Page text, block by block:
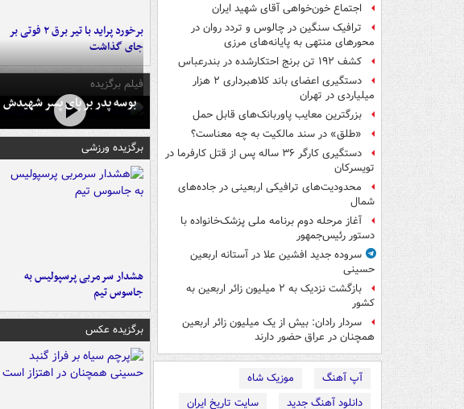
اجتماع خون‌خواهی آقای شهید ایران
ترافیک سنگین در چالوس و تردد روان در
محورهای منتهی به پایانه‌های مرزی
کشف ۱۹۲ تن برنج احتکارشده در بندرعباس
دستگیری اعضای باند کلاهبرداری ۲ هزار
میلیاردی در تهران
بزرگترین معایب پاوربانک‌های قابل حمل
«طلق» در سند مالکیت به چه معناست؟
دستگیری کارگر ۳۶ ساله پس از قتل کارفرما در
تویسرکان
محدودیت‌های ترافیکی اربعینی در جاده‌های
شمال‌
آغاز مرحله دوم برنامه ملی پزشک‌خانواده با
دستور رئیس‌جمهور
سروده جدید افشین علا در آستانه اربعین
حسینی
بازگشت نزدیک به ۲ میلیون زائر اربعین به
کشور
سردار رادان: بیش از یک میلیون زائر اربعین
همچنان در عراق حضور دارند
آپ آهنگ
موزیک شاه
دانلود آهنگ جدید
سایت تاریخ ایران
برخورد پراید با تیر برق ۲ فوتی بر
جای گذاشت
فیلم برگزیده
بوسه‌ پدر بر پای پسر شهیدش
برگزیده ورزشی
هشدار سرمربی پرسپولیس به
جاسوس تیم
برگزیده عکس